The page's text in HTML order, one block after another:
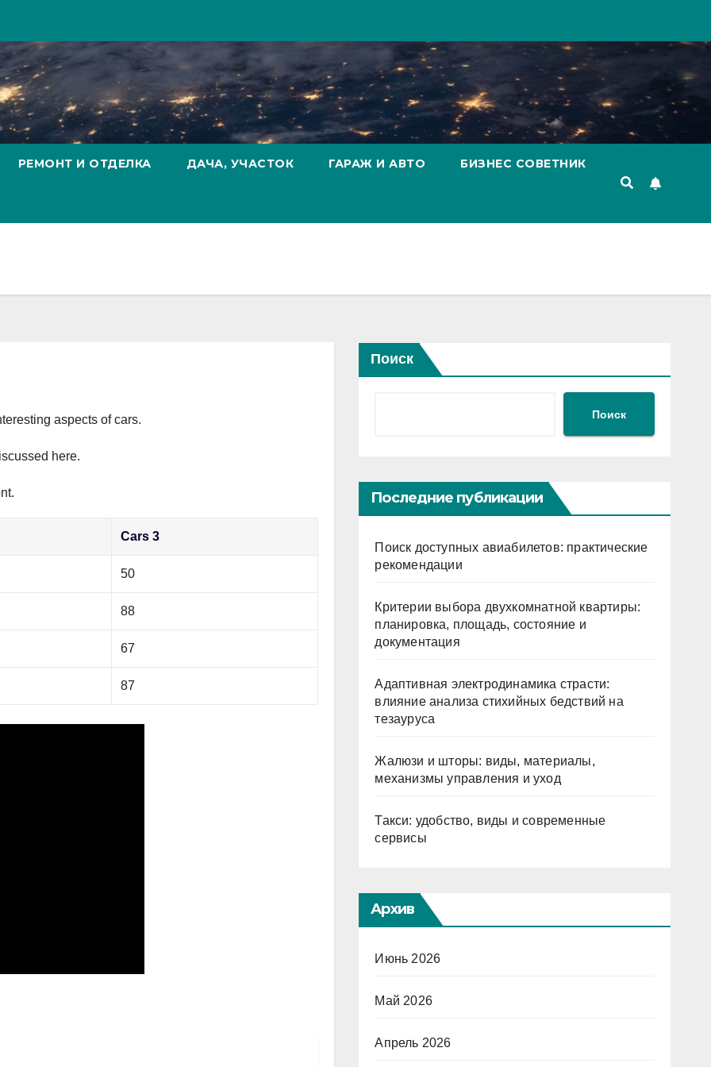
РЕМОНТ И ОТДЕЛКА ДАЧА, УЧАСТОК ГАРАЖ И АВТО БИЗНЕС СОВЕТНИК
aspects of cars.
here.
Cars 3
50
88
67
87
Поиск
Поиск
Последние публикации
Поиск доступных авиабилетов: практические
рекомендации
Критерии выбора двухкомнатной квартиры:
планировка, площадь, состояние и
документация
Адаптивная электродинамика страсти:
влияние анализа стихийных бедствий на
тезауруса
Жалюзи и шторы: виды, материалы,
механизмы управления и уход
Такси: удобство, виды и современные
сервисы
Архив
Июнь 2026
Май 2026
Апрель 2026